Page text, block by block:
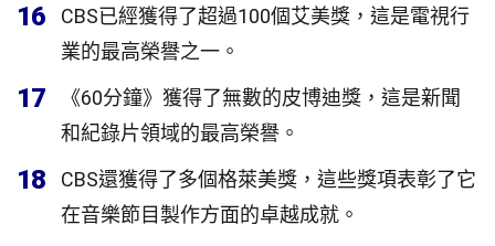
16
CBS已經獲得了超過100個艾美獎，這是電視行
業的最高榮譽之一。
17
《60分鐘》獲得了無數的皮博迪獎，這是新聞
和紀錄片領域的最高榮譽。
18
CBS還獲得了多個格萊美獎，這些獎項表彰了它
在音樂節目製作方面的卓越成就。